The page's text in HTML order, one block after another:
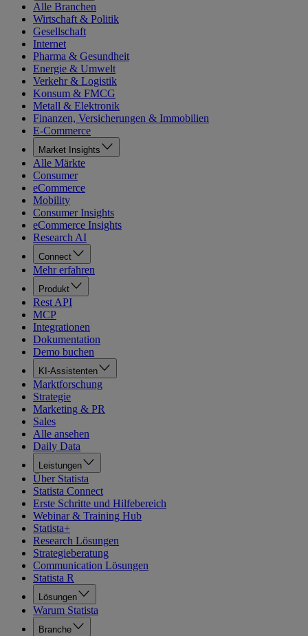
Alle Branchen
Wirtschaft & Politik
Gesellschaft
Internet
Pharma & Gesundheit
Energie & Umwelt
Verkehr & Logistik
Konsum & FMCG
Metall & Elektronik
Finanzen, Versicherungen & Immobilien
E-Commerce
Market Insights
Alle Märkte
Consumer
eCommerce
Mobility
Consumer Insights
eCommerce Insights
Research AI
Connect
Mehr erfahren
Produkt
Rest API
MCP
Integrationen
Dokumentation
Demo buchen
KI-Assistenten
Marktforschung
Strategie
Marketing & PR
Sales
Alle ansehen
Daily Data
Leistungen
Über Statista
Statista Connect
Erste Schritte und Hilfebereich
Webinar & Training Hub
Statista+
Research Lösungen
Strategieberatung
Communication Lösungen
Statista R
Lösungen
Warum Statista
Branche